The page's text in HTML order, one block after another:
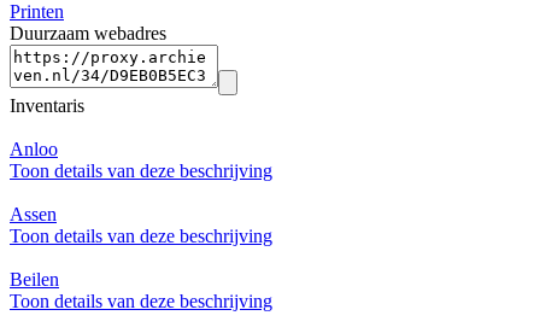
Printen
Duurzaam webadres
Inventaris
Anloo
Toon details van deze beschrijving
Assen
Toon details van deze beschrijving
Beilen
Toon details van deze beschrijving